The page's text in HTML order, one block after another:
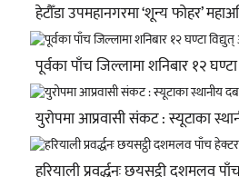
हेटौँडा उपमहानगरमा ‘शून्य फोहर’
पूर्वका पाँच जिल्लामा शनिबार १२
युरोपमा आप्रवासी संकट : स्यूटाका
हरियाली प्रवर्द्धनः छयसट्ठी दशमलव